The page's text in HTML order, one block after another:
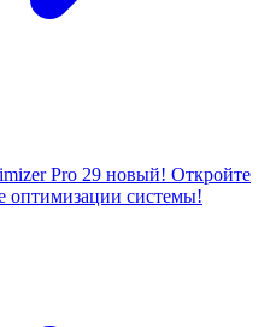
Pro 29 новый! Откройте
оптимизации системы!